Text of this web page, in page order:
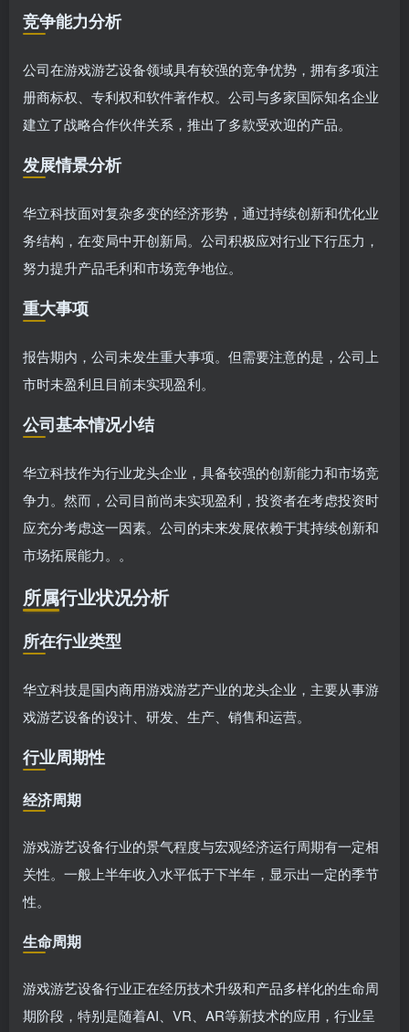
竞争能力分析
公司在游戏游艺设备领域具有较强的竞争优势，拥有多项注
册商标权、专利权和软件著作权。公司与多家国际知名企业
建立了战略合作伙伴关系，推出了多款受欢迎的产品。
发展情景分析
华立科技面对复杂多变的经济形势，通过持续创新和优化业
务结构，在变局中开创新局。公司积极应对行业下行压力，
努力提升产品毛利和市场竞争地位。
重大事项
报告期内，公司未发生重大事项。但需要注意的是，公司上
市时未盈利且目前未实现盈利。
公司基本情况小结
华立科技作为行业龙头企业，具备较强的创新能力和市场竞
争力。然而，公司目前尚未实现盈利，投资者在考虑投资时
应充分考虑这一因素。公司的未来发展依赖于其持续创新和
市场拓展能力。。
所属行业状况分析
所在行业类型
华立科技是国内商用游戏游艺产业的龙头企业，主要从事游
戏游艺设备的设计、研发、生产、销售和运营。
行业周期性
经济周期
游戏游艺设备行业的景气程度与宏观经济运行周期有一定相
关性。一般上半年收入水平低于下半年，显示出一定的季节
性。
生命周期
游戏游艺设备行业正在经历技术升级和产品多样化的生命周
期阶段，特别是随着AI、VR、AR等新技术的应用，行业呈